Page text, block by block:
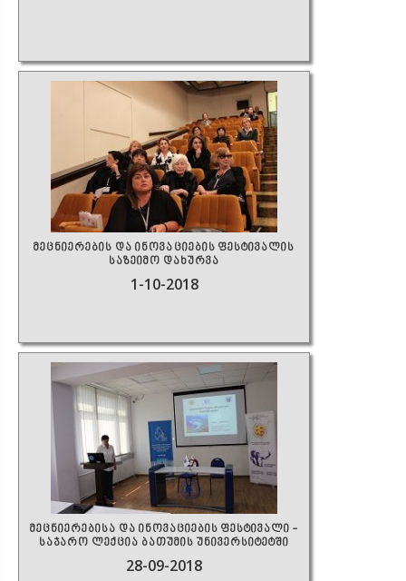
მეცნიერების და ინოვაციების ფესტივალის
საზეიმო დახურვა
1-10-2018
მეცნიერებისა და ინოვაციების ფესტივალი -
საჯარო ლექცია ბათუმის უნივერსიტეტში
28-09-2018